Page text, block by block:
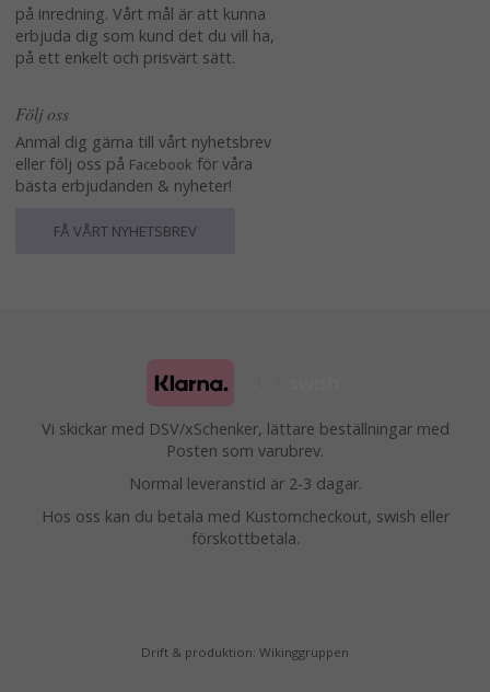
på inredning. Vårt mål är att kunna
erbjuda dig som kund det du vill ha,
på ett enkelt och prisvärt sätt.
Följ oss
Anmäl dig gärna till vårt nyhetsbrev
eller följ oss på Facebook för våra
bästa erbjudanden & nyheter!
FÅ VÅRT NYHETSBREV
Vi skickar med DSV/xSchenker, lättare beställningar med
Posten som varubrev.
Normal leveranstid är 2-3 dagar.
Hos oss kan du betala med Kustomcheckout, swish eller
förskottbetala.
Drift & produktion: Wikinggruppen